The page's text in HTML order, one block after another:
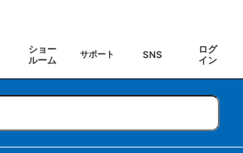
ショー
ルーム
サポート SNS
ログ
イン